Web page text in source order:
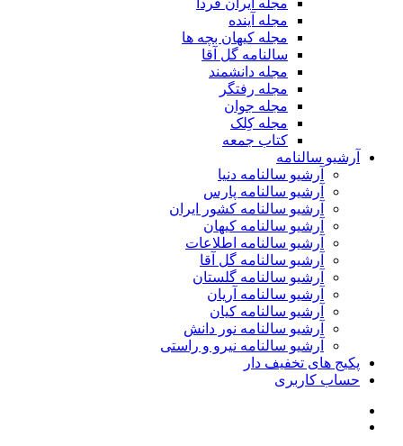
مجله ایران فردا
مجله آینده
مجله کیهان بچه ها
سالنامه گل آقا
مجله دانشمند
مجله رفتگر
مجله جوان
مجله کِلک
کتاب جمعه
آرشیو سالنامه
آرشیو سالنامه دنیا
آرشیو سالنامه پارس
آرشیو سالنامه کشور ایران
آرشیو سالنامه کیهان
آرشیو سالنامه اطلاعات
آرشیو سالنامه گل آقا
آرشیو سالنامه گلستان
آرشیو سالنامه آریان
آرشیو سالنامه کیان
آرشیو سالنامه نور دانش
آرشیو سالنامه نیرو و راستی
پکیج های تخفیف دار
حساب کاربری